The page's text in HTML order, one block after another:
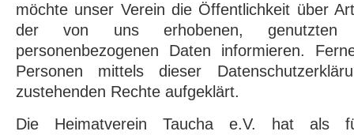
möchte unser Verein die Öffentlichkeit über
der von uns erhobenen, genutzten
personenbezogenen Daten informieren.
Personen mittels dieser
zustehenden Rechte aufgeklärt.
Die Heimatverein Taucha e.V. hat als